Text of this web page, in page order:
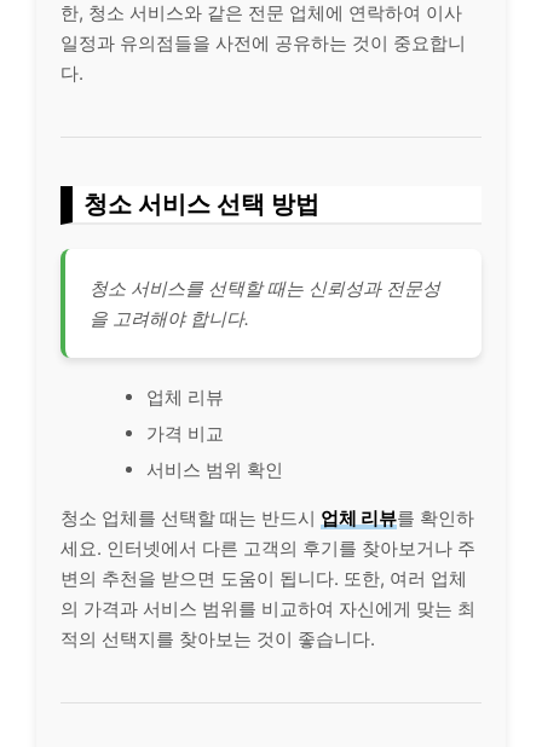
한, 청소 서비스와 같은 전문 업체에 연락하여 이사
일정과 유의점들을 사전에 공유하는 것이 중요합니
다.
청소 서비스 선택 방법
청소 서비스를 선택할 때는 신뢰성과 전문성
을 고려해야 합니다.
업체 리뷰
가격 비교
서비스 범위 확인
청소 업체를 선택할 때는 반드시 업체 리뷰를 확인하
세요. 인터넷에서 다른 고객의 후기를 찾아보거나 주
변의 추천을 받으면 도움이 됩니다. 또한, 여러 업체
의 가격과 서비스 범위를 비교하여 자신에게 맞는 최
적의 선택지를 찾아보는 것이 좋습니다.